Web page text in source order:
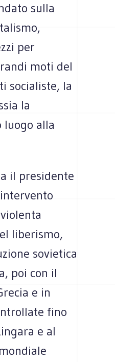
sulla
per
moti del
socialiste, la
la
luogo alla
il presidente
liberismo,
sovietica
poi con il
e in
fino
e al